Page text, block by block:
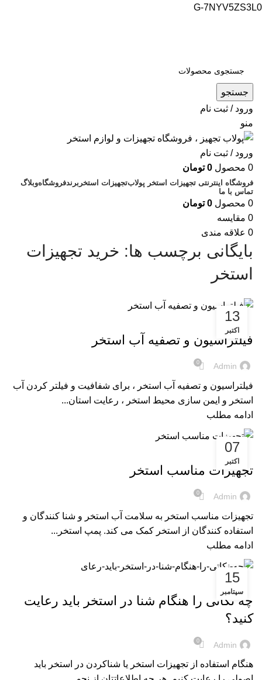
G-7NYV5ZS3L0
جستجو
ورود / ثبت نام
منو
ورود / ثبت نام
0 محصول 0 تومان
فروشگاه اینترنتی تجهیزات استخر پولابتجهیزات استخر برندفروشگاهوبلاگ
تماس با ما
0 محصول 0 تومان
0 مقایسه
0 علاقه مندی
بایگانی برچسب ها: خرید تجهیزات
استخر
13
اکتبر
مقالات
فیلتراسیون و تصفیه آب استخر
Admin
0
فیلتراسیون و تصفیه آب استخر ، برای شفافیت و فیلتر کردن آب
استخر و ایمن سازی محیط استخر ، رعایت استان...
ادامه مطلب
07
اکتبر
مقالات
تجهیزات مناسب استخر
Admin
0
تجهیزات مناسب استخر به سلامت آب استخر و شنا کنندگان و
استفاده کنندگان از استخر کمک می کند. پمپ استخر...
ادامه مطلب
15
سپتامبر
مقالات
چه نکاتی را هنگام شنا در استخر باید رعایت
کنید؟
Admin
0
هنگام استفاده از تجهیزات استخر یا شناکردن در استخر باید